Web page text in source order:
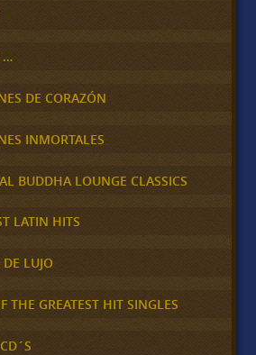
…
DE CORAZÓN
INMORTALES
BUDDHA LOUNGE CLASSICS
LATIN HITS
LUJO
THE GREATEST HIT SINGLES